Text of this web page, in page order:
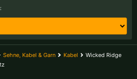
Sehne, Kabel & Garn Kabel
Wicked Ridge
Sie Ihre Versandregion:
Bulgarien |лв
KONTAKT